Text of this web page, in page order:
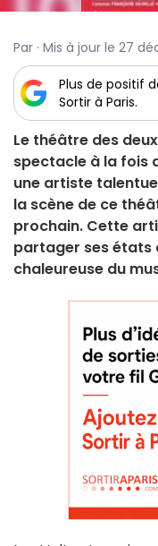
Par · Mis à jour le 27
Plus de positif
Sortir à Paris.
Le théâtre des
spectacle à la fois
une artiste
la scène de ce
prochain. Cette
partager ses états
chaleureuse du